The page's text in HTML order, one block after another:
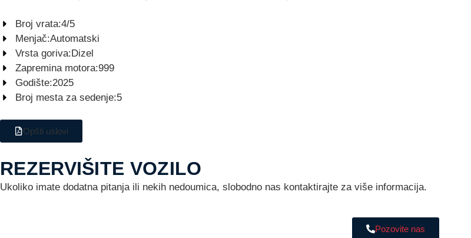
Broj vrata:4/5
Menjač:Automatski
Vrsta goriva:Dizel
Zapremina motora:999
Godište:2025
Broj mesta za sedenje:5
Opšti uslovi
REZERVIŠITE VOZILO
Ukoliko imate dodatna pitanja ili nekih nedoumica, slobodno nas kontaktirajte za više informacija.
Pozovite nas